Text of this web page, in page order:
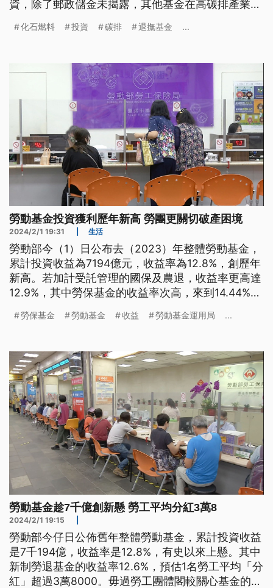
資，除了郵政儲金未揭露，其他基金在高碳排產業的
化石燃料 投資 碳排 退撫基金 ...
勞動基金投資獲利歷年新高 勞團更關切破產困境
2024/2/1 19:31 生活
勞動部今（1）日公布去（2023）年整體勞動基金，
累計投資收益為7194億元，收益率為12.8%，創歷年
新高。若加計受託管理的國保及農退，收益率更高達
12.9%，其中勞保基金的收益率次高，來到14.44%，
題，呼籲新政府積極面對。
勞保基金 勞動基金 收益 勞動基金運用局 ...
勞動基金趁7千億創新懸 勞工平均分紅3萬8
2024/2/1 19:15
勞動部今仔日公佈舊年整體勞動基金，累計投資收益
是7千194億，收益率是12.8%，有史以來上懸。其中
新制勞退基金的收益率12.6%，預估1名勞工平均「分
紅」超過3萬8000。毋過勞工團體閣較關心基金的規